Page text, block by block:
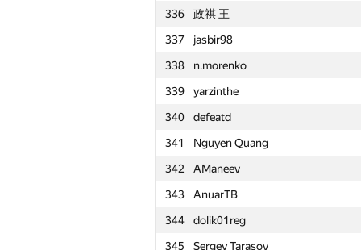
336
政祺 王
337
jasbir98
338
n.morenko
339
yarzinthe
340
defeatd
341
Nguyen Quang
342
AManeev
343
AnuarTB
344
dolik01reg
345
Sergey Tarasov
313
andshay
314
debez
315
Паша Щеснович
316
Khaled Hamed
317
volpe95
318
Pham Thang
319
IgorKoval
320
Roman Derkach
321
Maria Solodova